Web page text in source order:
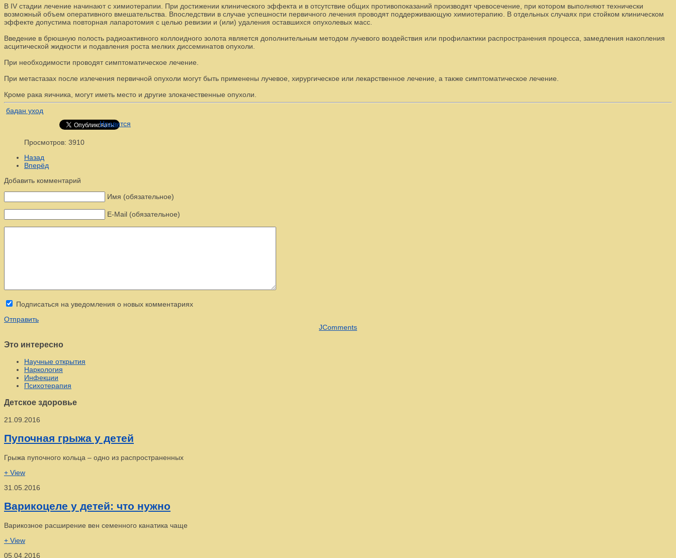
В IV стадии лечение начинают с химиотерапии. При достижении клинического эффекта и в отсутствие общих противопоказаний производят чревосечение, при котором выполняют технически
возможный объем оперативного вмешательства. Впоследствии в случае успешности первичного лечения проводят поддерживающую химиотерапию. В отдельных случаях при стойком клиническом
эффекте допустима повторная лапаротомия с целью ревизии и (или) удаления оставшихся опухолевых масс.
Введение в брюшную полость радиоактивного коллоидного золота является дополнительным методом лучевого воздействия или профилактики распространения процесса, замедления накопления
асцитической жидкости и подавления роста мелких диссеминатов опухоли.
При необходимости проводят симптоматическое лечение.
При метастазах после излечения первичной опухоли могут быть применены лучевое, хирургическое или лекарственное лечение, а также симптоматическое лечение.
Кроме рака яичника, могут иметь место и другие злокачественные опухоли.
бадан уход
Нравится
Просмотров: 3910
Назад
Вперёд
Добавить комментарий
Имя (обязательное)
E-Mail (обязательное)
Подписаться на уведомления о новых комментариях
Отправить
JComments
Это интересно
Научные открытия
Наркология
Инфекции
Психотерапия
Детское здоровье
21.09.2016
Пупочная грыжа у детей
Грыжа пупочного кольца – одно из распространенных
+ View
31.05.2016
Варикоцеле у детей: что нужно
Варикозное расширение вен семенного канатика чаще
+ View
05.04.2016